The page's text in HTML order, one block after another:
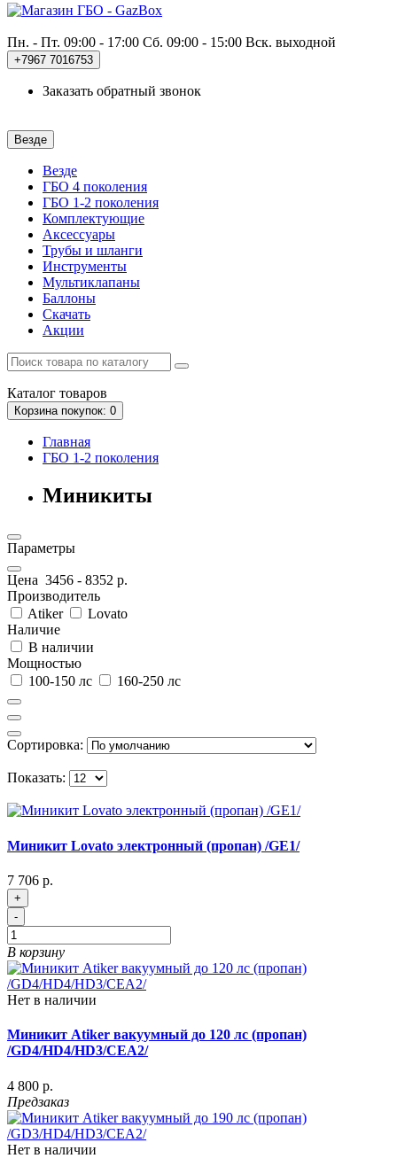
Пн. - Пт. 09:00 - 17:00 Сб. 09:00 - 15:00 Вск. выходной
+7967 7016753
Заказать обратный звонок
Везде
Везде
ГБО 4 поколения
ГБО 1-2 поколения
Комплектующие
Аксессуары
Трубы и шланги
Инструменты
Мультиклапаны
Баллоны
Скачать
Акции
Каталог товаров
Корзина покупок: 0
Главная
ГБО 1-2 поколения
Миникиты
Параметры
Цена 3456 - 8352 р.
Производитель
Atiker
Lovato
Наличие
В наличии
Мощностью
100-150 лс
160-250 лс
Сортировка:
Показать:
Миникит Lovato электронный (пропан) /GE1/
7 706 р.
+
-
В корзину
Нет в наличии
Миникит Atiker вакуумный до 120 лс (пропан)
/GD4/HD4/HD3/CEA2/
4 800 р.
Предзаказ
Нет в наличии